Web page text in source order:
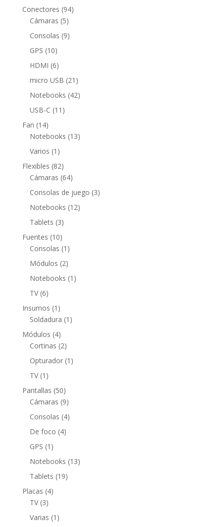
productos
Conectores 9494
Cámaras 55
productos
Consolas 99
GPS 1010
productos
HDMI 66
productos
micro USB 21 21
productos
Notebooks 4242
USB-C 11 11
Fan 1414
productos
Notebooks 1313
Varios 1 1
producto
Flexibles 8282
productos
Cámaras 6464
productos
Consolas de juego 33
Notebooks 1212
Tablets 33
productos
Fuentes 1010
productos
Consolas 1 1
producto
Módulos 22
productos
Notebooks 1 1
TV 66
productos
Insumos 1 1
producto
Soldadura 1 1
Módulos 44
productos
Cortinas 22
productos
Opturador 1 1
TV 1 1
producto
Pantallas 5050
productos
Cámaras 99
productos
Consolas 44
De foco 44
GPS 1 1
producto
Notebooks 1313
Tablets 1919
Placas 44
TV 33
productos
Varias 1 1